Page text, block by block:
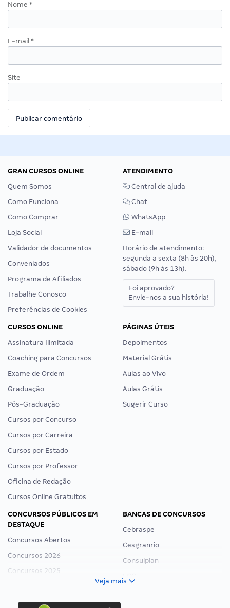
Nome *
E-mail *
Site
GRAN CURSOS ONLINE
Quem Somos
Como Funciona
Como Comprar
Loja Social
Validador de documentos
Conveniados
Programa de Afiliados
Trabalhe Conosco
Preferências de Cookies
ATENDIMENTO
Central de ajuda
Chat
WhatsApp
E-mail
Horário de atendimento:
segunda a sexta (8h às 20h),
sábado (9h às 13h).
Foi aprovado?
Envie-nos a sua história!
CURSOS ONLINE
Assinatura Ilimitada
Coaching para Concursos
Exame de Ordem
Graduação
Pós-Graduação
Cursos por Concurso
Cursos por Carreira
Cursos por Estado
Cursos por Professor
Oficina de Redação
Cursos Online Gratuitos
PÁGINAS ÚTEIS
Depoimentos
Material Grátis
Aulas ao Vivo
Aulas Grátis
Sugerir Curso
CONCURSOS PÚBLICOS EM
DESTAQUE
Concursos Abertos
Concursos 2026
Concursos 2025
Concurso Ibama
BANCAS DE CONCURSOS
Cebraspe
Cesgranrio
Consulplan
Veja mais